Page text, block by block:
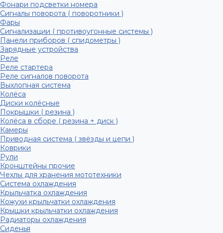
Фонари подсветки номера
Сигналы поворота ( поворотники )
Фары
Сигнализации ( противоугонные системы )
Панели приборов ( спидометры )
Зарядные устройства
Реле
Реле стартера
Реле сигналов поворота
Выхлопная система
Колёса
Диски колёсные
Покрышки ( резина )
Колёса в сборе ( резина + диск )
Камеры
Приводная система ( звёзды и цепи )
Коврики
Рули
Кронштейны прочие
Чехлы для хранения мототехники
Система охлаждения
Крыльчатка охлаждения
Кожухи крыльчатки охлаждения
Крышки крыльчатки охлаждения
Радиаторы охлаждения
Сиденья